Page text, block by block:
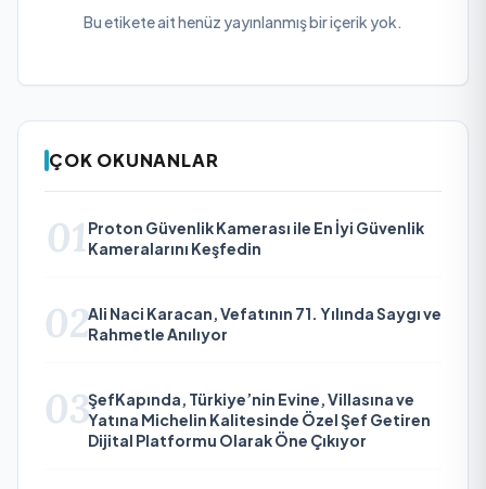
Bu etikete ait henüz yayınlanmış bir içerik yok.
ÇOK OKUNANLAR
01 Proton Güvenlik Kamerası ile En İyi Güvenlik
Kameralarını Keşfedin
02Ali Naci Karacan, Vefatının 71. Yılında Saygı ve
Rahmetle Anılıyor
03ŞefKapında, Türkiye’nin Evine, Villasına ve
Yatına Michelin Kalitesinde Özel Şef Getiren
Dijital Platformu Olarak Öne Çıkıyor